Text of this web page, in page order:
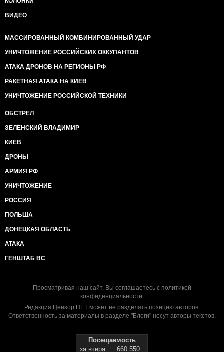
ВИДЕО
МАССИРОВАННЫЙ КОМБИНИРОВАННЫЙ УДАР
УНИЧТОЖЕНИЕ РОССИЙСКИХ ОККУПАНТОВ
АТАКА ДРОНОВ НА РЕГИОНЫ РФ
РАКЕТНАЯ АТАКА НА КИЕВ
УНИЧТОЖЕНИЕ РОССИЙСКОЙ ТЕХНИКИ
ОБСТРЕЛ
ЗЕЛЕНСКИЙ ВЛАДИМИР
КИЕВ
ДРОНЫ
АРМИЯ РФ
УНИЧТОЖЕНИЕ
РОССИЯ
ПОЛЬША
ДОНЕЦКАЯ ОБЛАСТЬ
АТАКА
ГЕНШТАБ ВС
Просматривая наш сайт, Вы соглашаетесь с политикой
конфиденциальности.
Редакция Цензор.НЕТ может не разделять позицию авторов.
Ответственность за материалы в разделе "Блоги" несут авторы текстов.
Посещаемость
за вчера
660 550